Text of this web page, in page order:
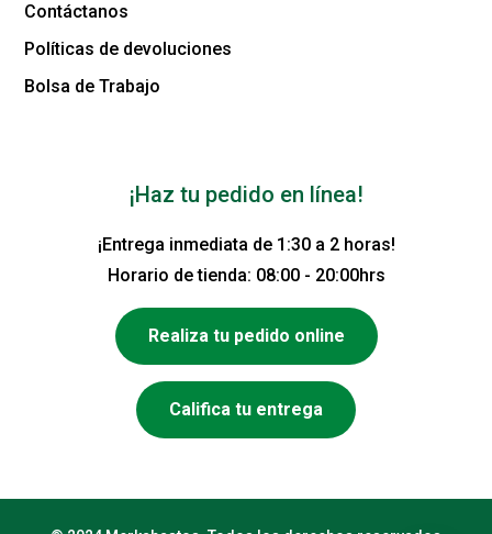
Contáctanos
Políticas de devoluciones
Bolsa de Trabajo
¡Haz tu pedido en línea!
¡Entrega inmediata de 1:30 a 2 horas!
Horario de tienda: 08:00 - 20:00hrs
Realiza tu pedido online
Califica tu entrega